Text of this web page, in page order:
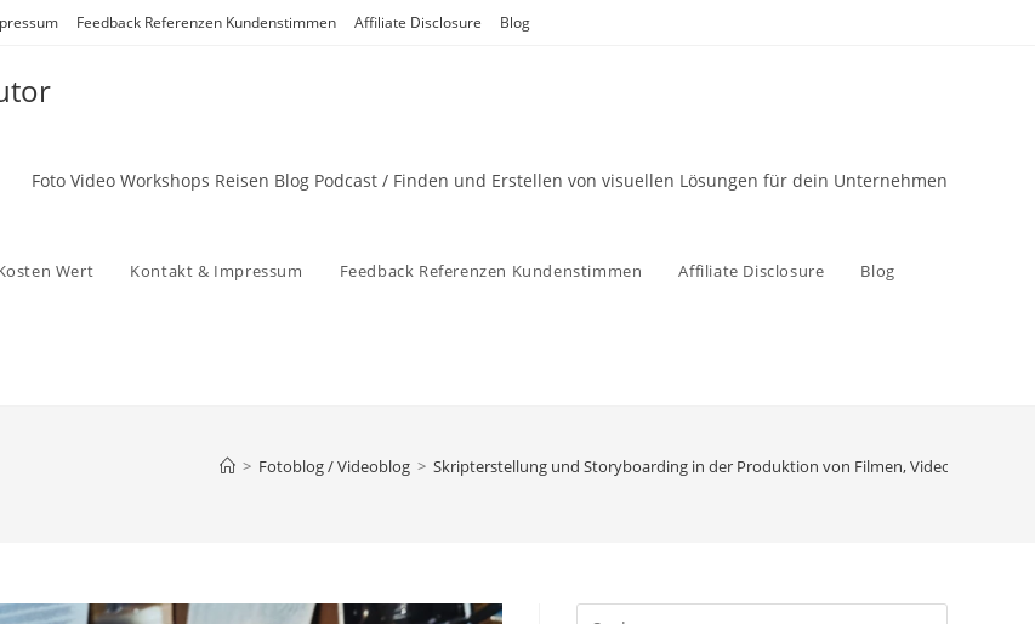
Feedback Referenzen Kundenstimmen Affiliate Disclosure Blog
Foto Video Workshops Reisen Blog Podcast / Finden und Erstellen von visuellen Lösungen für dein Unternehmen
Wert Kontakt & Impressum Feedback Referenzen Kundenstimmen Affiliate Disclosure Blog
> Fotoblog / Videoblog > Skripterstellung und Storyboarding in der Produktion von Filmen, Videospielen,